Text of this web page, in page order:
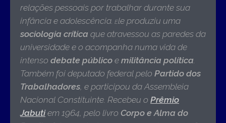
relações pessoais por trabalhar durante sua
infância e adolescência. Ele produziu uma
sociologia crítica que atravessou as paredes da
universidade e o acompanha numa vida de
intenso debate público e militância política
Também foi deputado federal pelo Partido dos
Trabalhadores, e participou da Assembleia
Nacional Constituinte. Recebeu o Prêmio
Jabutiem 1964, pelo livro Corpo e Alma do